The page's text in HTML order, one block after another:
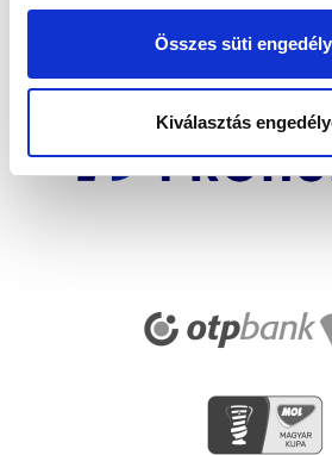
Összes süti
Kiválasztás